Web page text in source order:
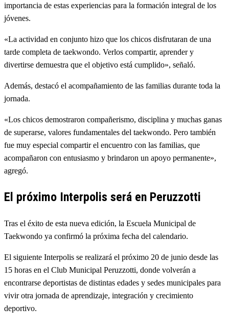
importancia de estas experiencias para la formación integral de los
jóvenes.
«La actividad en conjunto hizo que los chicos disfrutaran de una
tarde completa de taekwondo. Verlos compartir, aprender y
divertirse demuestra que el objetivo está cumplido», señaló.
Además, destacó el acompañamiento de las familias durante toda la
jornada.
«Los chicos demostraron compañerismo, disciplina y muchas ganas
de superarse, valores fundamentales del taekwondo. Pero también
fue muy especial compartir el encuentro con las familias, que
acompañaron con entusiasmo y brindaron un apoyo permanente»,
agregó.
El próximo Interpolis será en Peruzzotti
Tras el éxito de esta nueva edición, la Escuela Municipal de
Taekwondo ya confirmó la próxima fecha del calendario.
El siguiente Interpolis se realizará el próximo 20 de junio desde las
15 horas en el Club Municipal Peruzzotti, donde volverán a
encontrarse deportistas de distintas edades y sedes municipales para
vivir otra jornada de aprendizaje, integración y crecimiento
deportivo.